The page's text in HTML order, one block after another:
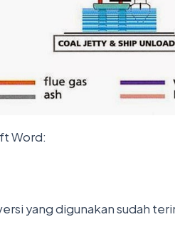
Word:
yang digunakan sudah